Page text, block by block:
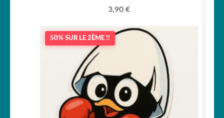
3,90 €
50% SUR LE 2ÈME !!